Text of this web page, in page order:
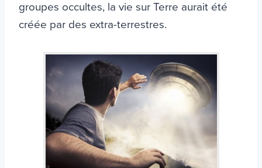
groupes occultes, la vie sur Terre aurait été
créée par des extra-terrestres.